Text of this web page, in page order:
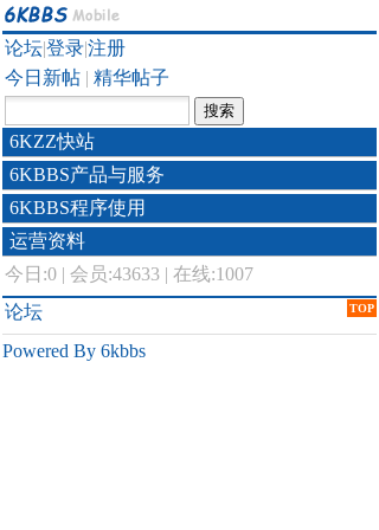
论坛|登录|注册
今日新帖 | 精华帖子
6KZZ快站
6KBBS产品与服务
6KBBS程序使用
运营资料
今日:0 | 会员:43633 | 在线:1007
TOP
论坛
Powered By 6kbbs